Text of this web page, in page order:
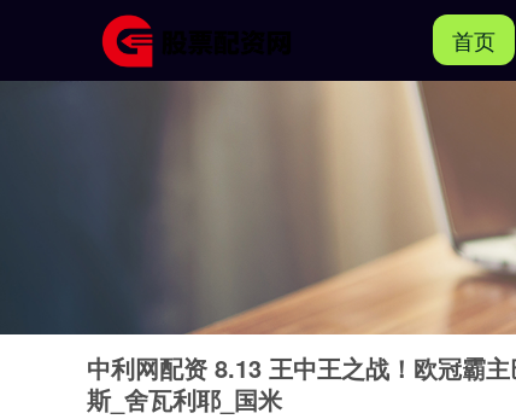
首页
中利网配资 8.13 王中王之战！欧冠霸
斯_舍瓦利耶_国米